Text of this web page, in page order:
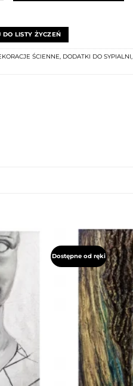
DO LISTY ŻYCZEŃ
ŚCIENNE, DODATKI DO SYPIALNI,
Dostępne od ręki